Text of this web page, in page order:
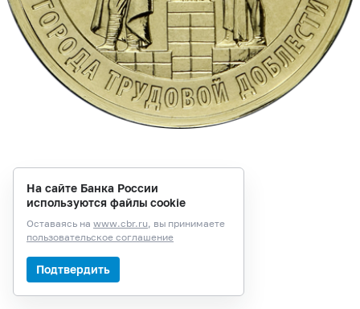
На сайте Банка России
используются файлы cookie
Оставаясь на www.cbr.ru, вы принимаете
пользовательское соглашение
Подтвердить